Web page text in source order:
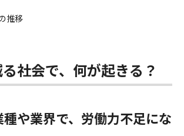
推移
社会で、何が起きる？
や業界で、労働力不足にな